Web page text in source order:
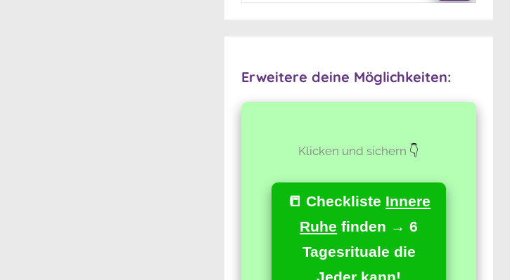
Erweitere deine Möglichkeiten:
Klicken und sichern 👇
📒 Checkliste Innere
Ruhe finden → 6
Tagesrituale die
Jeder kann!